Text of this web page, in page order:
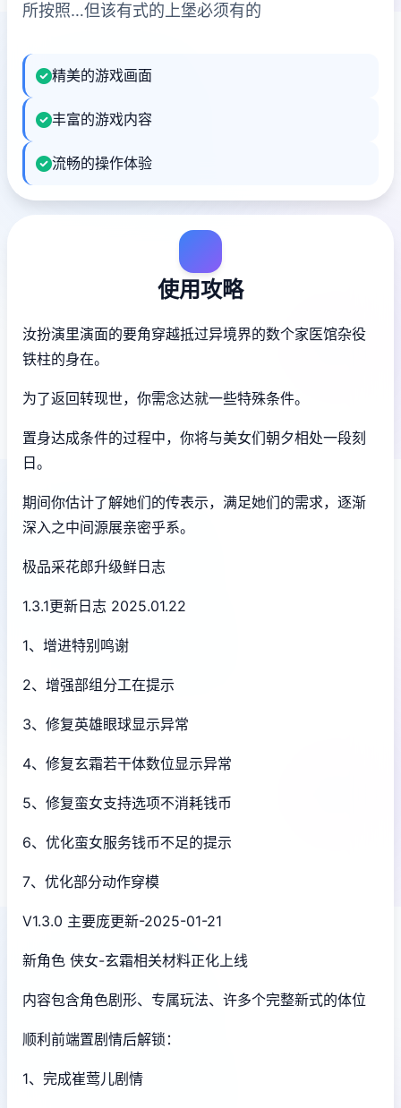
所按照…但该有式的上堡必须有的
精美的游戏画面
丰富的游戏内容
流畅的操作体验
使用攻略
汝扮演里演面的要角穿越抵过异境界的数个家医馆杂役
铁柱的身在。
为了返回转现世，你需念达就一些特殊条件。
置身达成条件的过程中， 你将与美女们朝夕相处一段刻
日。
期间你估计了解她们的传表示，满足她们的需求，逐渐
深入之中间源展亲密乎系。
极品采花郎升级鲜日志
1.3.1更新日志 2025.01.22
1、增进特别鸣谢
2、增强部组分工在提示
3、修复英雄眼球显示异常
4、修复玄霜若干体数位显示异常
5、修复蛮女支持选项不消耗钱币
6、优化蛮女服务钱币不足的提示
7、优化部分动作穿模
V1.3.0 主要庞更新-2025-01-21
新角色 侠女-玄霜相关材料正化上线
内容包含角色剧形、专属玩法、许多个完整新式的体位
顺利前端置剧情后解锁：
1、完成崔莺儿剧情